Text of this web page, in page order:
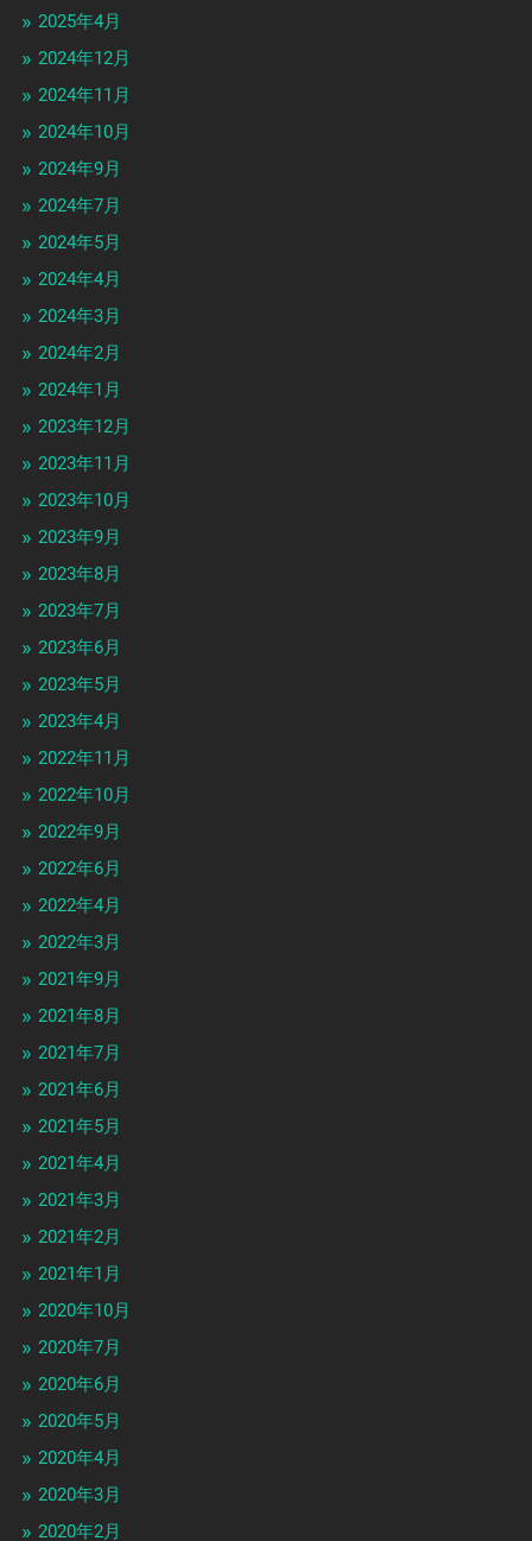
2025年4月
2024年12月
2024年11月
2024年10月
2024年9月
2024年7月
2024年5月
2024年4月
2024年3月
2024年2月
2024年1月
2023年12月
2023年11月
2023年10月
2023年9月
2023年8月
2023年7月
2023年6月
2023年5月
2023年4月
2022年11月
2022年10月
2022年9月
2022年6月
2022年4月
2022年3月
2021年9月
2021年8月
2021年7月
2021年6月
2021年5月
2021年4月
2021年3月
2021年2月
2021年1月
2020年10月
2020年7月
2020年6月
2020年5月
2020年4月
2020年3月
2020年2月